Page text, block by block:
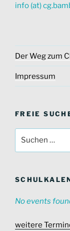
info (at)
Der Weg zum
Impressum
FREIE
nach:
No events
weitere